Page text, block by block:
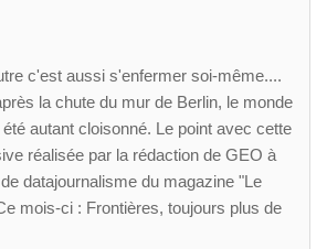
c'est aussi s'enfermer soi-même....
la chute du mur de Berlin, le monde
autant cloisonné. Le point avec cette
réalisée par la rédaction de GEO à
datajournalisme du magazine "Le
mois-ci : Frontières, toujours plus de